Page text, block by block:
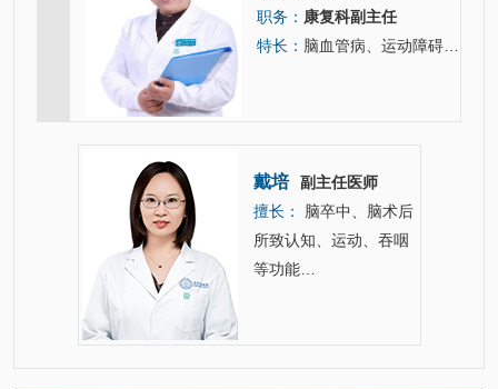
职务： 康复科副主任
特长： 脑血管病、运动障碍性疾病及神经系统其他疾病引起的肢体麻木无力、言语不清、吞咽困难、认知障碍、平衡障碍…
戴培
副主任医师
擅长：
所致认知、运动、吞咽
等功能…